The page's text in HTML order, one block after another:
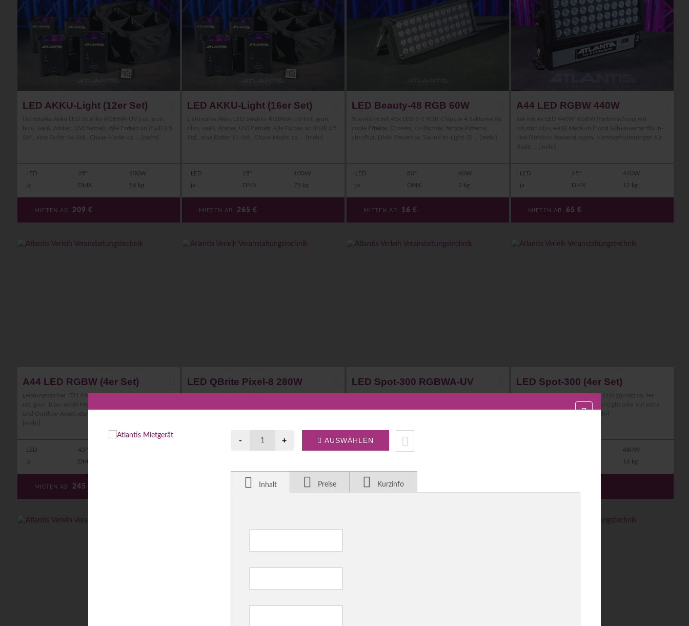
Inhalt Preise Kurzinfo
LED AKKU-Light (12er Set)
Lichtstarke Akku LED Strahler RGBWA-UV (rot, grün,
blau, weiß, Amber, UV) Betrieb: Alle Farben an (Full) 3.5
Std., eine Farbe: 16 Std., Chase-Mode: ca ...
[mehr]
LED 25°
100W
ja
DMX 56 kg
MIETEN AB 209 €
LED AKKU-Light (16er Set)
Lichtstarke Akku LED Strahler RGBWA-UV (rot, grün,
blau, weiß, Amber, UV) Betrieb: Alle Farben an (Full) 3.5
Std., eine Farbe: 16 Std., Chase-Mode: ca ...
[mehr]
LED 25°
100W
ja
DMX 75 kg
MIETEN AB 265 €
LED Beauty-48 RGB 60W
Showlicht mit 48x LED 3-1 RGB Chips in 4 Sektoren für
coole Effekte, Chasers, Lauflichter, fertige Patterns
abrufbar, DMX Steuerbar, Sound-to-Light, D ...
[mehr]
LED 80°
60W
ja
DMX 2 kg
MIETEN AB 16 €
A44 LED RGBW 440W
Set mit 4x LED 440W RGBW (Farbmischung mit
rot,grün,blau,weiß) Medium Flood Scheinwerfer für In-
und Outdoor Anwendungen. Montagehalterungen für
Bode ...
[mehr]
LED 45°
440W
ja
DMX 12 kg
MIETEN AB 65 €
A44 LED RGBW (4er Set)
Leistungsstarker LED 440W RGBW (Farbmischung mit
rot, grün, blau, weiß) Medium Flood Scheinwerfer für In-
und Outdoor Anwendungen. Regen-, Wasser- un ...
[mehr]
LED 45°
ja
DMX
MIETEN AB 245
LED QBrite Pixel-8 280W
LED Lampe mit Abstrahlwinkel: 120° Flood. Sehr
100°
280W
45€
LED Spot-300 RGBWA-UV
Partyspot LED 12x 10W RGBAW-UV (rot, Grün, Blau,
LED
MIETEN AB15
LED Spot-300 (4er Set)
Partyspot LED mit Schwarzlicht (UV) günstig im 4er
Case, Dauerlicht, Fade, Sound-to-Light oder mit extra
[mehr]
480W
16 kg